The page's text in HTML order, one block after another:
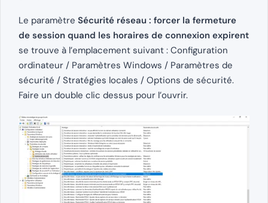
Le paramètre Sécurité réseau : forcer la fermeture
de session quand les horaires de connexion expirent
se trouve à l’emplacement suivant : Configuration
ordinateur / Paramètres Windows / Paramètres de
sécurité / Stratégies locales / Options de sécurité.
Faire un double clic dessus pour l’ouvrir.